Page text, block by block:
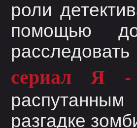
роли
помощью
сериал Я -
разгадке